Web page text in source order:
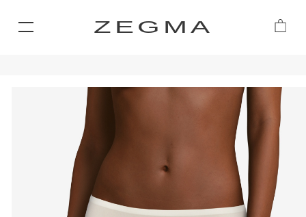
ZEGMA